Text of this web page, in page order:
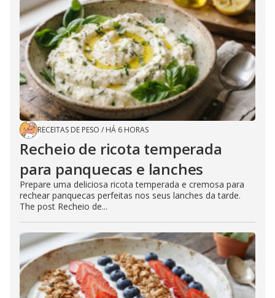
RECEITAS DE PESO / HÁ 6 HORAS
Recheio de ricota temperada
para panquecas e lanches
Prepare uma deliciosa ricota temperada e cremosa para
rechear panquecas perfeitas nos seus lanches da tarde.
The post Recheio de...